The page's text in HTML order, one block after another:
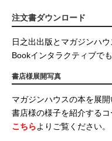
注文書ダウンロード
日之出出版とマガジンハ
Bookインタラクティブで
書店様展開写真
マガジンハウスの本を展開
書店様の様子を紹介するコ
こちらよりご覧ください。